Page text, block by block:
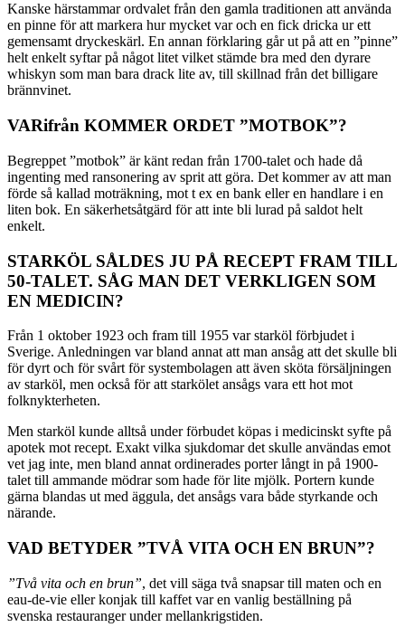
Kanske härstammar ordvalet från den gamla traditionen att använda
en pinne för att markera hur mycket var och en fick dricka ur ett
gemensamt dryckeskärl. En annan förklaring går ut på att en ”pinne”
helt enkelt syftar på något litet vilket stämde bra med den dyrare
whiskyn som man bara drack lite av, till skillnad från det billigare
brännvinet.
VARifrån KOMMER ORDET ”MOTBOK”?
Begreppet ”motbok” är känt redan från 1700-talet och hade då
ingenting med ransonering av sprit att göra. Det kommer av att man
förde så kallad moträkning, mot t ex en bank eller en handlare i en
liten bok. En säkerhetsåtgärd för att inte bli lurad på saldot helt
enkelt.
STARKÖL SÅLDES JU PÅ RECEPT FRAM TILL
50-TALET. SÅG MAN DET VERKLIGEN SOM
EN MEDICIN?
Från 1 oktober 1923 och fram till 1955 var starköl förbjudet i
Sverige. Anledningen var bland annat att man ansåg att det skulle bli
för dyrt och för svårt för systembolagen att även sköta försäljningen
av starköl, men också för att starkölet ansågs vara ett hot mot
folknykterheten.
Men starköl kunde alltså under förbudet köpas i medicinskt syfte på
apotek mot recept. Exakt vilka sjukdomar det skulle användas emot
vet jag inte, men bland annat ordinerades porter långt in på 1900-
talet till ammande mödrar som hade för lite mjölk. Portern kunde
gärna blandas ut med äggula, det ansågs vara både styrkande och
närande.
VAD BETYDER ”TVÅ VITA OCH EN BRUN”?
”Två vita och en brun”, det vill säga två snapsar till maten och en
eau-de-vie eller konjak till kaffet var en vanlig beställning på
svenska restauranger under mellankrigstiden.